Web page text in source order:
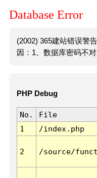
Database Error
(2002) 365建站错误警
因：1、数据库密码不
PHP Debug
No. File
1
/index.php
2 /source/